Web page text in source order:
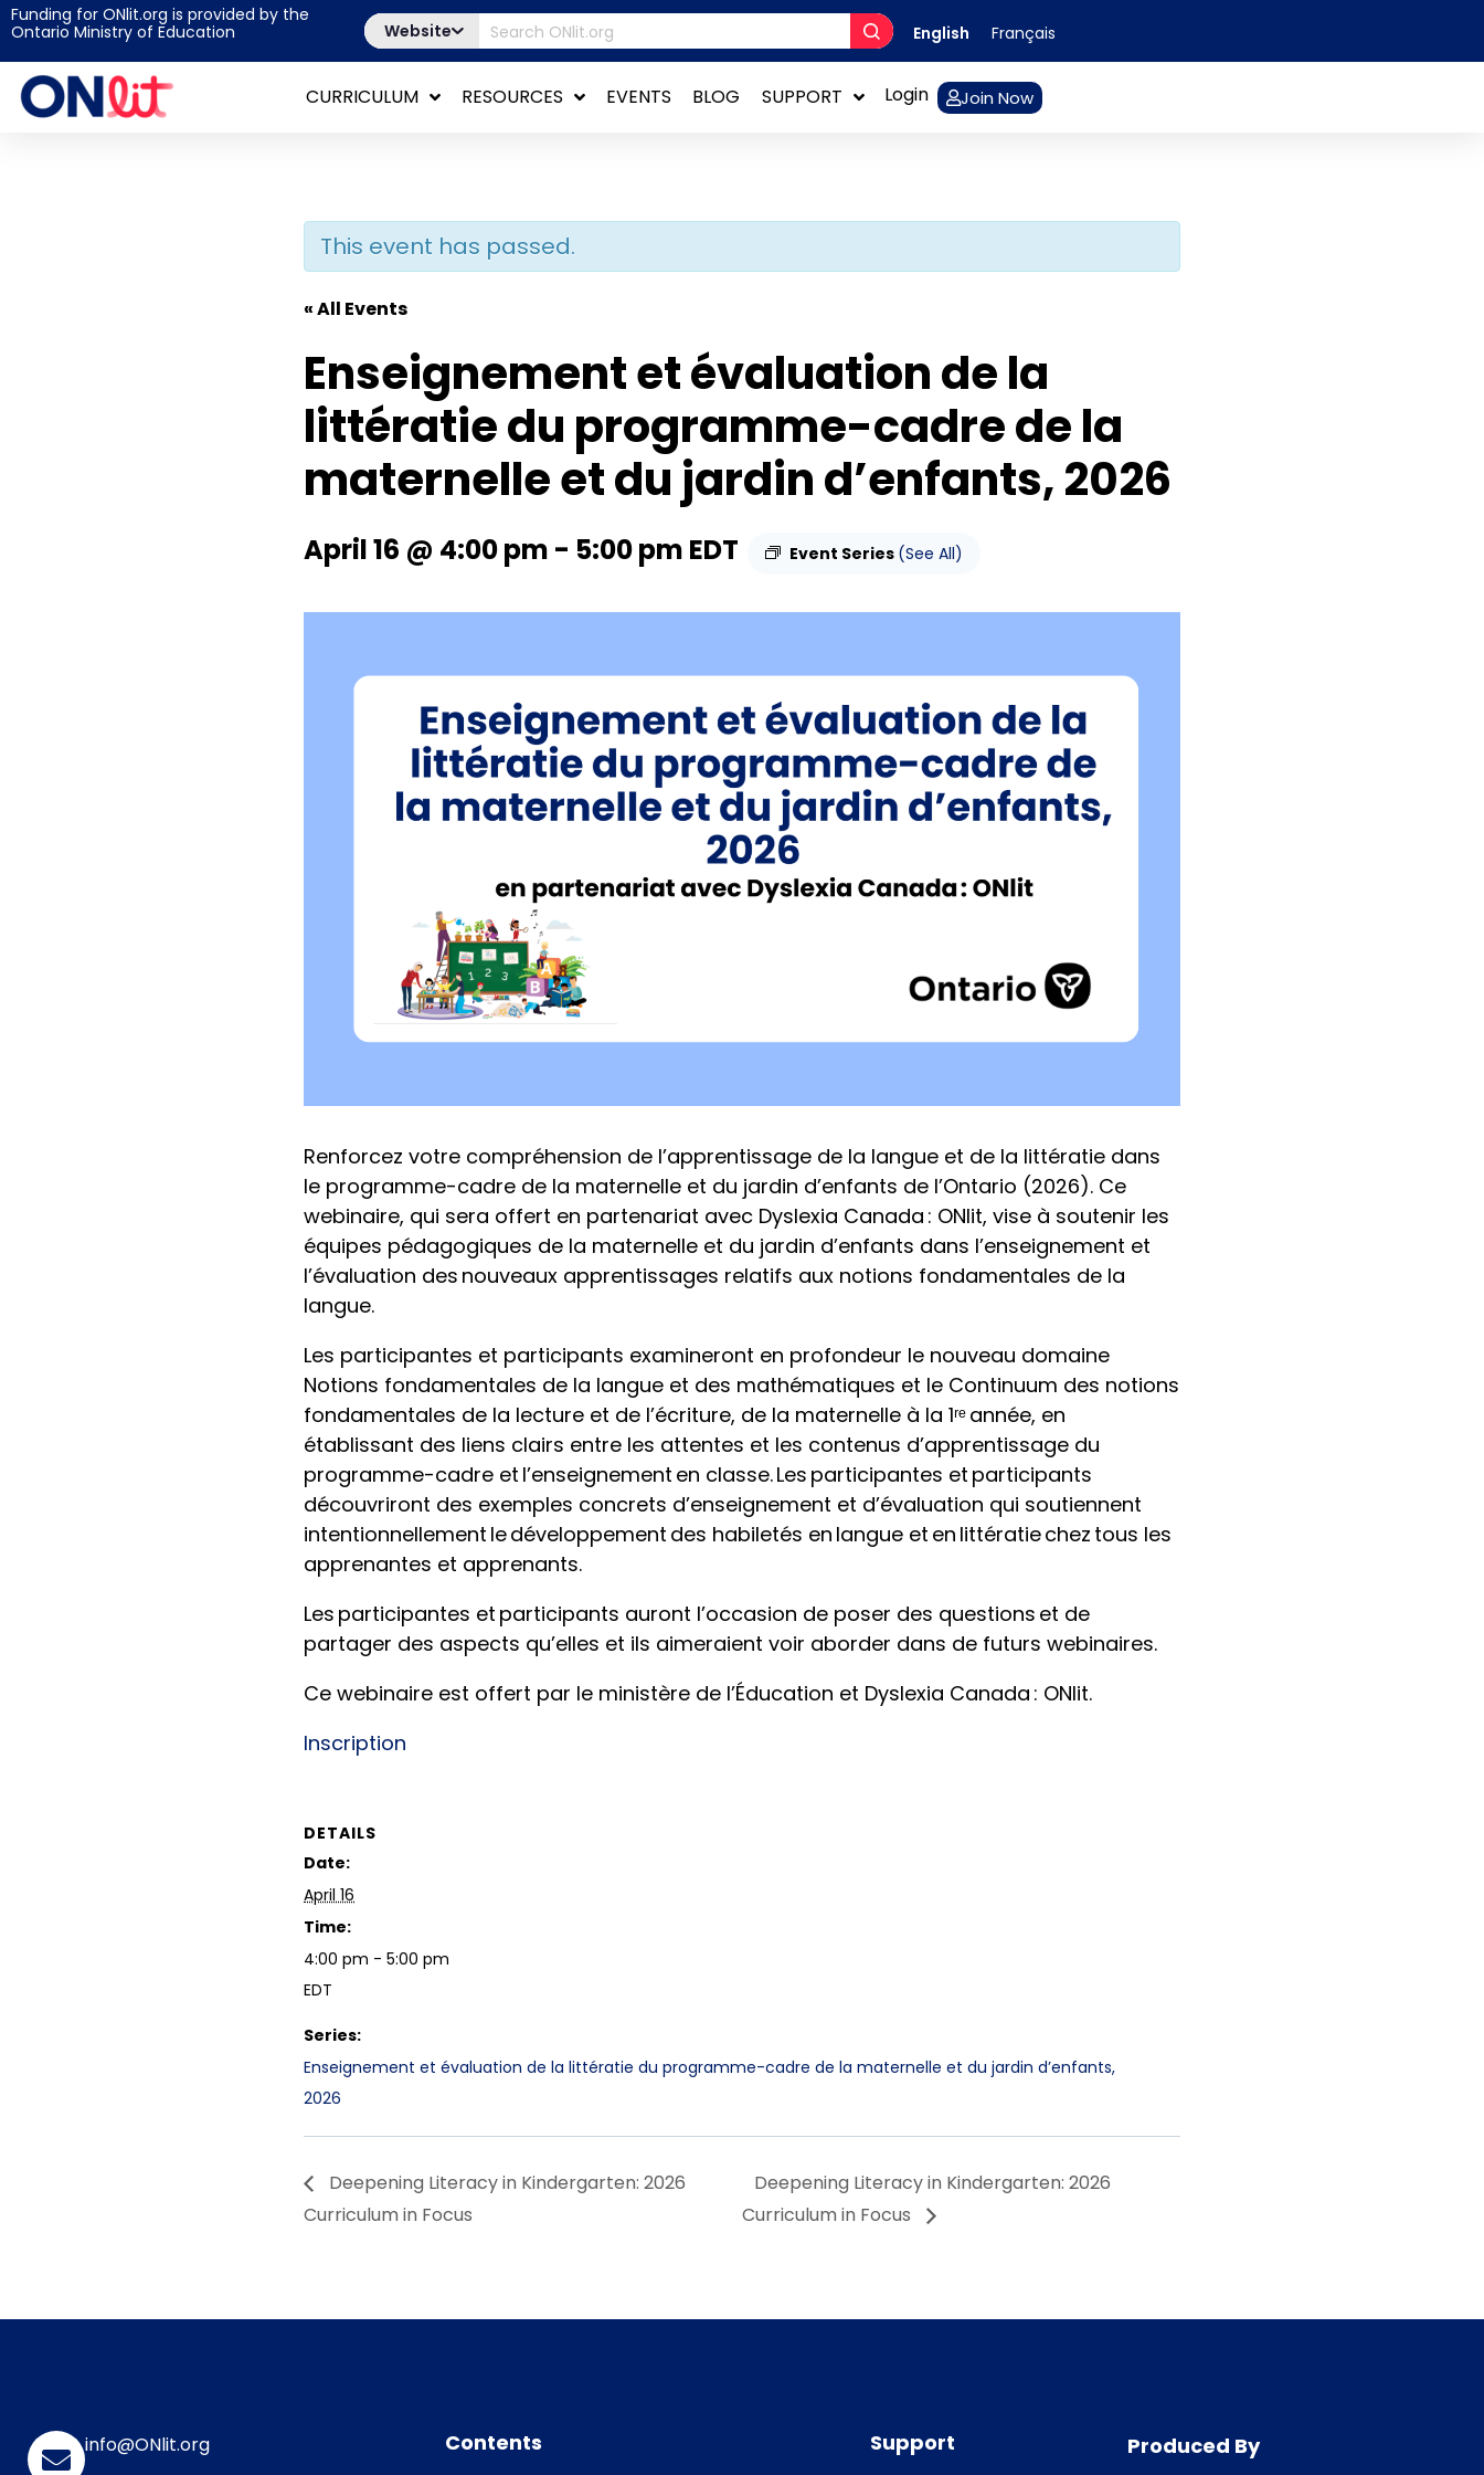
Funding for ONlit.org is provided by the
Ontario Ministry of Education
Website English Français
CURRICULUM RESOURCES EVENTS BLOG SUPPORT Login Join Now
This event has passed.
« All Events
Enseignement et évaluation de la
littératie du programme-cadre de la
maternelle et du jardin d’enfants, 2026
April 16 @ 4:00 pm - 5:00 pm EDT Event Series (See All)
Renforcez votre compréhension de l’apprentissage de la langue et de la littératie dans
le programme-cadre de la maternelle et du jardin d’enfants de l’Ontario (2026). Ce
webinaire, qui sera offert en partenariat avec Dyslexia Canada : ONlit, vise à soutenir les
équipes pédagogiques de la maternelle et du jardin d’enfants dans l’enseignement et
l’évaluation des nouveaux apprentissages relatifs aux notions fondamentales de la
langue.
Les participantes et participants examineront en profondeur le nouveau domaine
Notions fondamentales de la langue et des mathématiques et le Continuum des notions
fondamentales de la lecture et de l’écriture, de la maternelle à la 1ʳᵉ année, en
établissant des liens clairs entre les attentes et les contenus d’apprentissage du
programme-cadre et l’enseignement en classe. Les participantes et participants
découvriront des exemples concrets d’enseignement et d’évaluation qui soutiennent
intentionnellement le développement des habiletés en langue et en littératie chez tous les
apprenantes et apprenants.
Les participantes et participants auront l’occasion de poser des questions et de
partager des aspects qu’elles et ils aimeraient voir aborder dans de futurs webinaires.
Ce webinaire est offert par le ministère de l’Éducation et Dyslexia Canada : ONlit.
Inscription
DETAILS
Date:
April 16
Time:
4:00 pm - 5:00 pm
EDT
Series:
Enseignement et évaluation de la littératie du programme-cadre de la maternelle et du jardin d’enfants,
2026
Deepening Literacy in Kindergarten: 2026
Curriculum in Focus
Deepening Literacy in Kindergarten: 2026
Curriculum in Focus
info@ONlit.org Contents Support Produced By